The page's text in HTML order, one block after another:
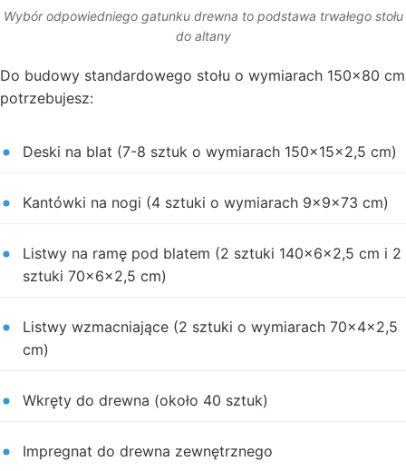
Wybór odpowiedniego gatunku drewna to podstawa trwałego stołu
do altany
Do budowy standardowego stołu o wymiarach 150×80 cm
potrzebujesz:
Deski na blat (7-8 sztuk o wymiarach 150x15x2,5 cm)
Kantówki na nogi (4 sztuki o wymiarach 9x9x73 cm)
Listwy na ramę pod blatem (2 sztuki 140x6x2,5 cm i 2
sztuki 70x6x2,5 cm)
Listwy wzmacniające (2 sztuki o wymiarach 70x4x2,5
cm)
Wkręty do drewna (około 40 sztuk)
Impregnat do drewna zewnętrznego